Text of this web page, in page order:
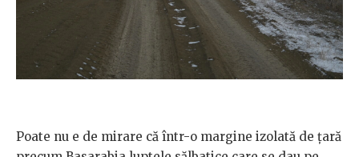
Poate nu e de mirare că într-o margine izolată de țară